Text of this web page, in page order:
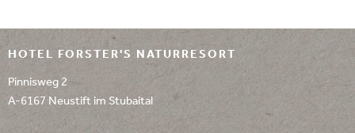
HOTEL FORSTER'S NATURRESORT
Pinnisweg 2
A-6167 Neustift im Stubaital